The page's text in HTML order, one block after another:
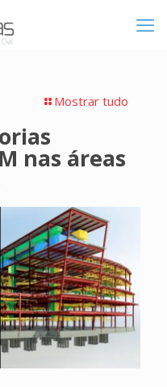
Mostrar tudo
nas áreas